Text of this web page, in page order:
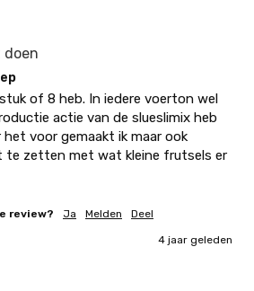
doen
of 8 heb. In iedere voerton wel
actie van de slueslimix heb
voor gemaakt ik maar ook
te zetten met wat kleine frutsels er
review? Ja Melden Deel
4 jaar geleden